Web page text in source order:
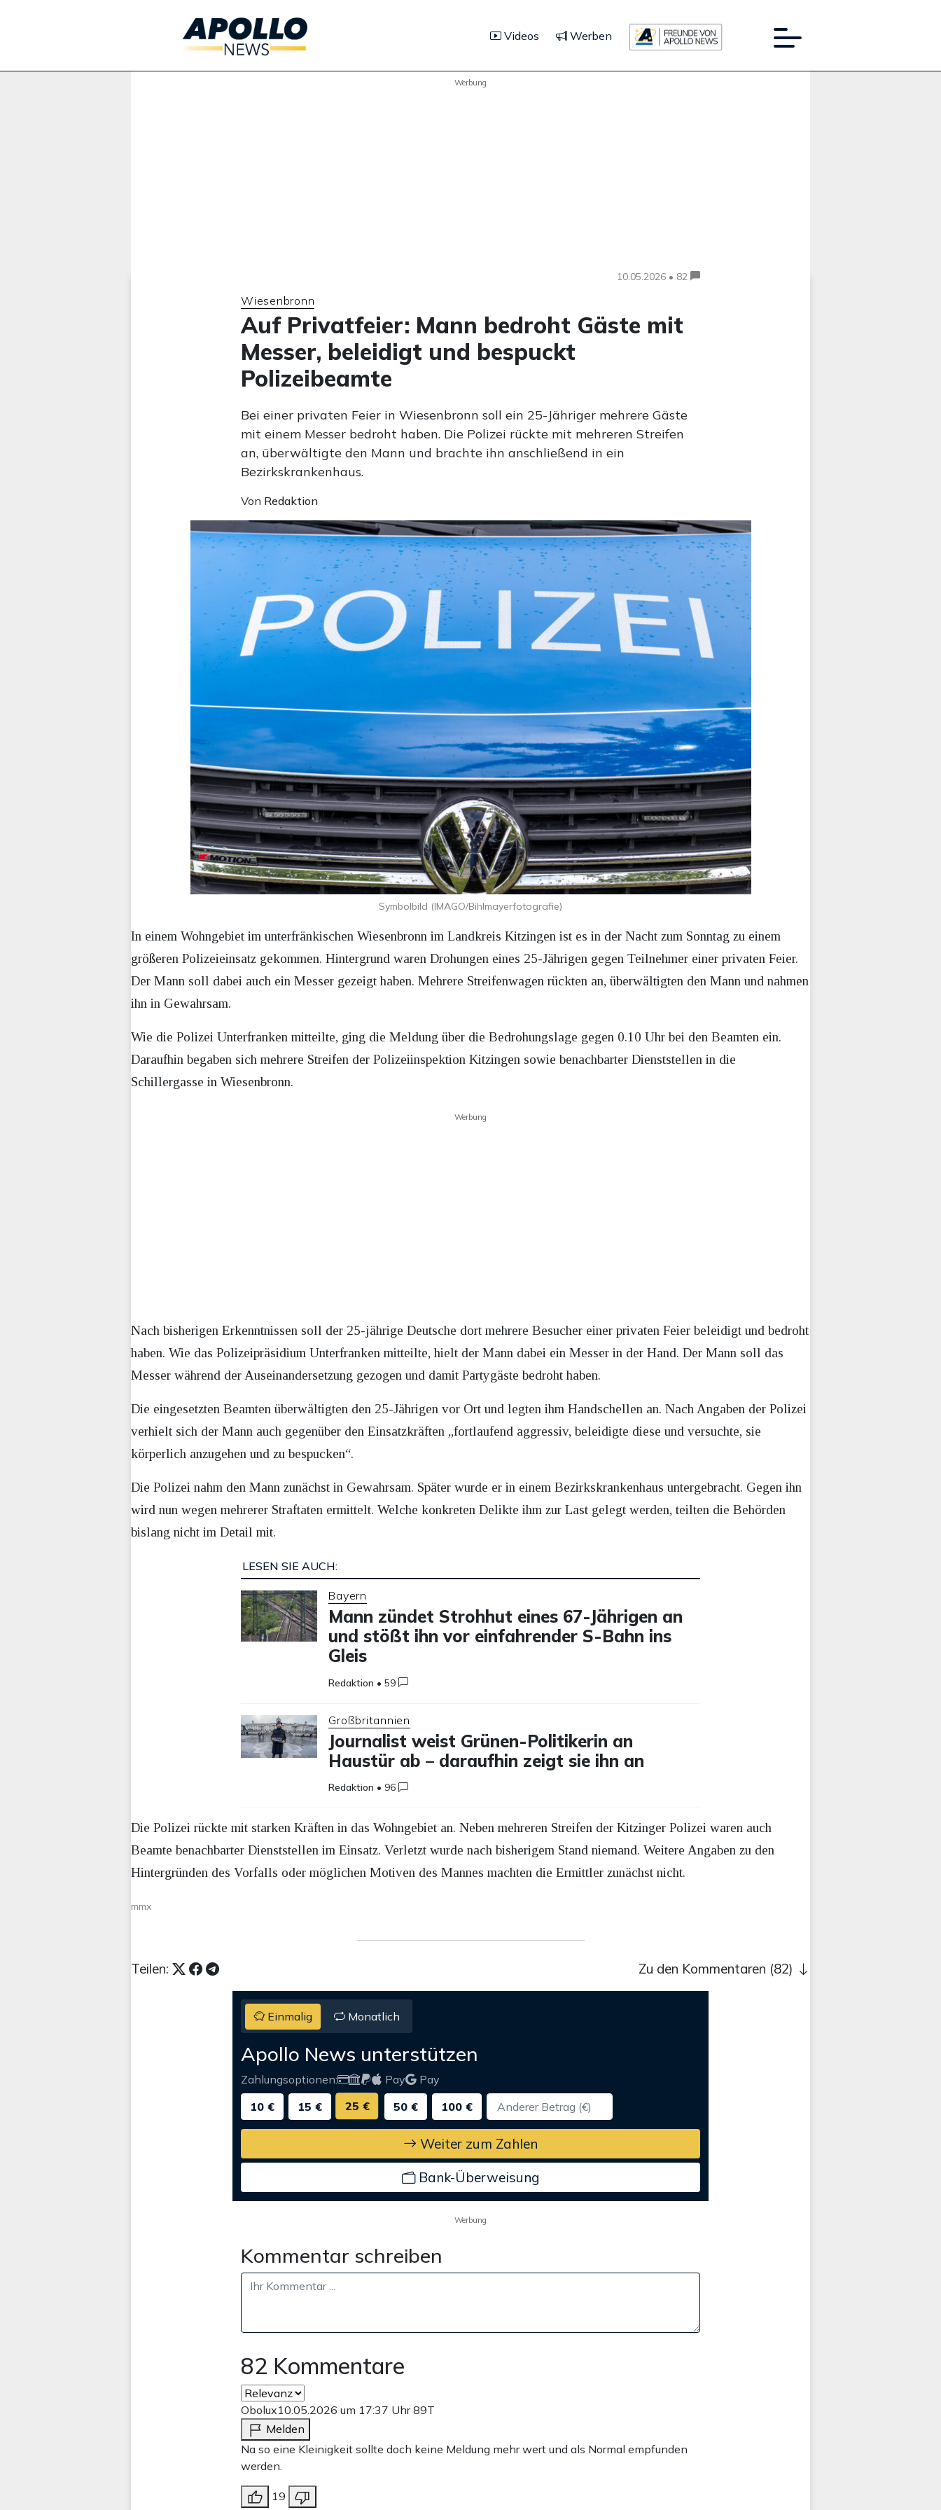
Videos Werben
Werbung
10.05.2026 • 82
Wiesenbronn
Auf Privatfeier: Mann bedroht Gäste mit
Messer, beleidigt und bespuckt
Polizeibeamte
Bei einer privaten Feier in Wiesenbronn soll ein 25-Jähriger mehrere Gäste
mit einem Messer bedroht haben. Die Polizei rückte mit mehreren Streifen
an, überwältigte den Mann und brachte ihn anschließend in ein
Bezirkskrankenhaus.
Von Redaktion
Symbolbild (IMAGO/Bihlmayerfotografie)
In einem Wohngebiet im unterfränkischen Wiesenbronn im Landkreis Kitzingen ist es in der Nacht zum Sonntag zu einem
größeren Polizeieinsatz gekommen. Hintergrund waren Drohungen eines 25-Jährigen gegen Teilnehmer einer privaten Feier.
Der Mann soll dabei auch ein Messer gezeigt haben. Mehrere Streifenwagen rückten an, überwältigten den Mann und nahmen
ihn in Gewahrsam.
Wie die Polizei Unterfranken mitteilte, ging die Meldung über die Bedrohungslage gegen 0.10 Uhr bei den Beamten ein.
Daraufhin begaben sich mehrere Streifen der Polizeiinspektion Kitzingen sowie benachbarter Dienststellen in die
Schillergasse in Wiesenbronn.
Werbung
Nach bisherigen Erkenntnissen soll der 25-jährige Deutsche dort mehrere Besucher einer privaten Feier beleidigt und bedroht
haben. Wie das Polizeipräsidium Unterfranken mitteilte, hielt der Mann dabei ein Messer in der Hand. Der Mann soll das
Messer während der Auseinandersetzung gezogen und damit Partygäste bedroht haben.
Die eingesetzten Beamten überwältigten den 25-Jährigen vor Ort und legten ihm Handschellen an. Nach Angaben der Polizei
verhielt sich der Mann auch gegenüber den Einsatzkräften „fortlaufend aggressiv, beleidigte diese und versuchte, sie
körperlich anzugehen und zu bespucken“.
Die Polizei nahm den Mann zunächst in Gewahrsam. Später wurde er in einem Bezirkskrankenhaus untergebracht. Gegen ihn
wird nun wegen mehrerer Straftaten ermittelt. Welche konkreten Delikte ihm zur Last gelegt werden, teilten die Behörden
bislang nicht im Detail mit.
LESEN SIE AUCH:
Bayern
Mann zündet Strohhut eines 67-Jährigen an
und stößt ihn vor einfahrender S-Bahn ins
Gleis
Redaktion •59
Großbritannien
Journalist weist Grünen-Politikerin an
Haustür ab – daraufhin zeigt sie ihn an
Redaktion • 96
Die Polizei rückte mit starken Kräften in das Wohngebiet an. Neben mehreren Streifen der Kitzinger Polizei waren auch
Beamte benachbarter Dienststellen im Einsatz. Verletzt wurde nach bisherigem Stand niemand. Weitere Angaben zu den
Hintergründen des Vorfalls oder möglichen Motiven des Mannes machten die Ermittler zunächst nicht.
mmx
Teilen: Zu den Kommentaren (82)
Einmalig Monatlich
Apollo News unterstützen
Zahlungsoptionen: Pay
Pay
10 €
15 € 25 € 50 € 100 €
Weiter zum Zahlen
Bank-Überweisung
Werbung
Kommentar schreiben
82 Kommentare
Obolux10.05.2026 um 17:37 Uhr89T
Melden
Na so eine Kleinigkeit sollte doch keine Meldung mehr wert und als Normal empfunden
werden.
19